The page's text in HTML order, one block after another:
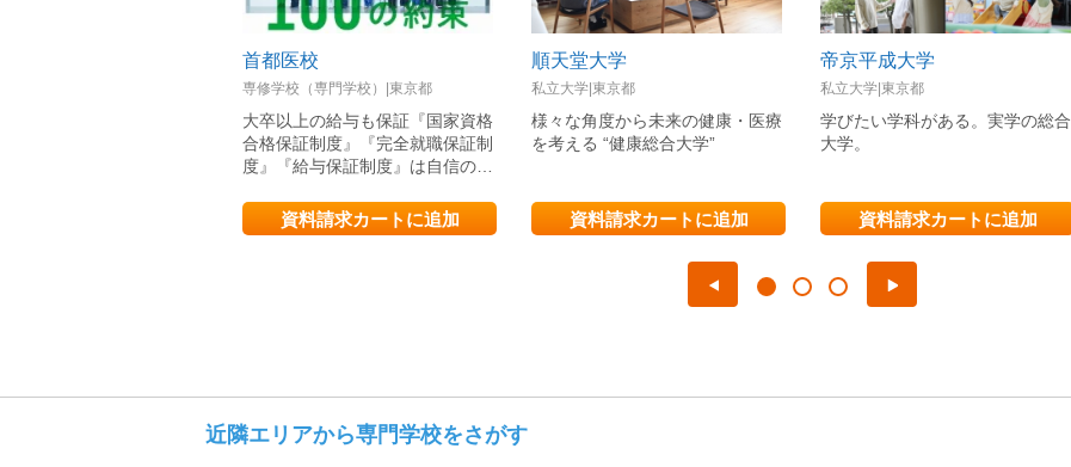
首都医校
専修学校（専門学校）|東京都
大卒以上の給与も保証『国家資格
合格保証制度』『完全就職保証制
度』『給与保証制度』は自信の…
資料請求カートに追加
順天堂大学
私立大学|東京都
様々な角度から未来の健康・医療
を考える “健康総合大学”
資料請求カートに追加
帝京平成大学
私立大学|東京都
学びたい学科がある。実学の総合
大学。
資料請求カートに追加
近隣エリアから専門学校をさがす